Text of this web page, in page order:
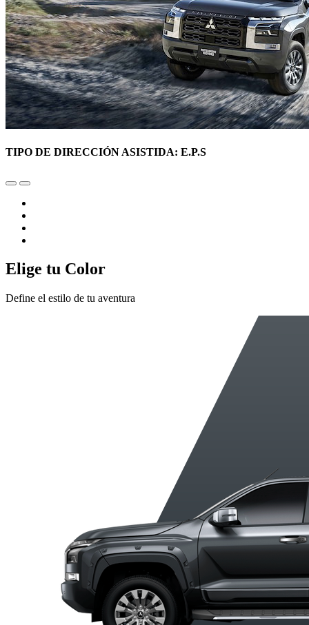
TIPO DE DIRECCIÓN ASISTIDA: E.P.S
Elige tu Color
Define el estilo de tu aventura